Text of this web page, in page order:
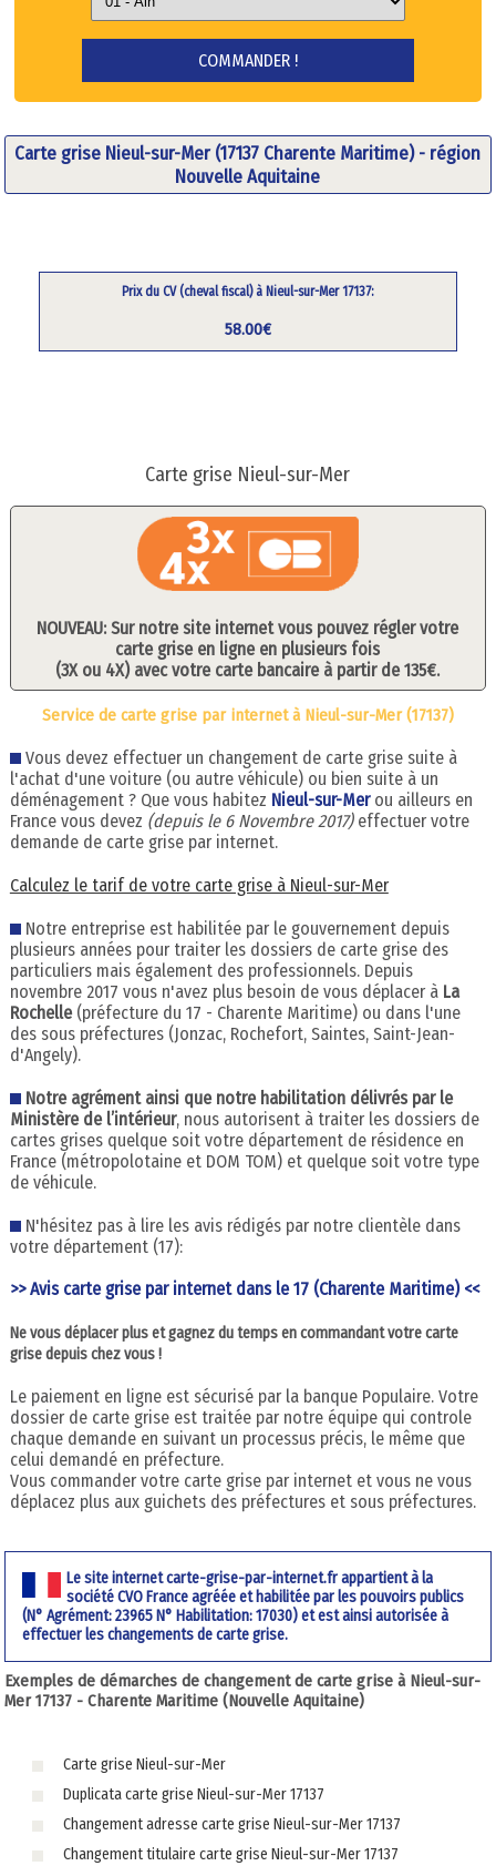
Carte grise Nieul-sur-Mer (17137 Charente Maritime) - région
Nouvelle Aquitaine
Prix du CV (cheval fiscal) à Nieul-sur-Mer 17137:
58.00€
Carte grise Nieul-sur-Mer
NOUVEAU: Sur notre site internet vous pouvez régler votre
carte grise en ligne en plusieurs fois
(3X ou 4X) avec votre carte bancaire à partir de 135€.
Service de carte grise par internet à Nieul-sur-Mer (17137)
Vous devez effectuer un changement de carte grise suite à
l'achat d'une voiture (ou autre véhicule) ou bien suite à un
déménagement ? Que vous habitez Nieul-sur-Mer ou ailleurs en
France vous devez (depuis le 6 Novembre 2017)effectuer votre
demande de carte grise par internet.
Calculez le tarif de votre carte grise à Nieul-sur-Mer
Notre entreprise est habilitée par le gouvernement depuis
plusieurs années pour traiter les dossiers de carte grise des
particuliers mais également des professionnels. Depuis
novembre 2017 vous n'avez plus besoin de vous déplacer à La
Rochelle(préfecture du 17 - Charente Maritime) ou dans l'une
des sous préfectures (Jonzac, Rochefort, Saintes, Saint-Jean-
d'Angely).
Notre agrément ainsi que notre habilitation délivrés par le
Ministère de l’intérieur, nous autorisent à traiter les dossiers de
cartes grises quelque soit votre département de résidence en
France (métropolotaine et DOM TOM) et quelque soit votre type
de véhicule.
N'hésitez pas à lire les avis rédigés par notre clientèle dans
votre département (17):
>> Avis carte grise par internet dans le 17 (Charente Maritime) <<
Ne vous déplacer plus et gagnez du temps en commandant votre carte
grise depuis chez vous !
Le paiement en ligne est sécurisé par la banque Populaire. Votre
dossier de carte grise est traitée par notre équipe qui controle
chaque demande en suivant un processus précis, le même que
celui demandé en préfecture.
Vous commander votre carte grise par internet et vous ne vous
déplacez plus aux guichets des préfectures et sous préfectures.
Le site internet carte-grise-par-internet.fr appartient à la
société CVO France agréée et habilitée par les pouvoirs publics
(N° Agrément: 23965 N° Habilitation: 17030) et est ainsi autorisée à
effectuer les changements de carte grise.
Exemples de démarches de changement de carte grise à Nieul-sur-
Mer 17137 - Charente Maritime (Nouvelle Aquitaine)
Carte grise Nieul-sur-Mer
Duplicata carte grise Nieul-sur-Mer 17137
Changement adresse carte grise Nieul-sur-Mer 17137
Changement titulaire carte grise Nieul-sur-Mer 17137